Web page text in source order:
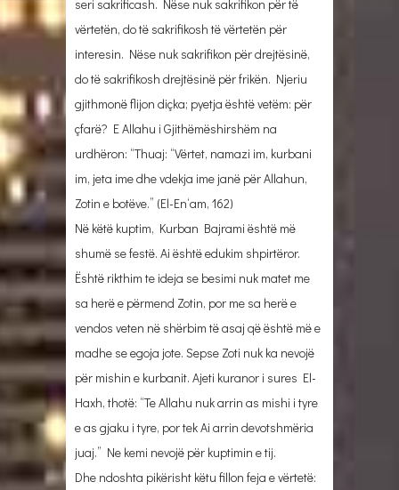
seri sakrificash. Nëse nuk sakrifikon për të
vërtetën, do të sakrifikosh të vërtetën për
interesin. Nëse nuk sakrifikon për drejtësinë,
do të sakrifikosh drejtësinë për frikën. Njeriu
gjithmonë flijon diçka; pyetja është vetëm: për
çfarë? E Allahu i Gjithëmëshirshëm na
urdhëron: “Thuaj: “Vërtet, namazi im, kurbani
im, jeta ime dhe vdekja ime janë për Allahun,
Zotin e botëve.” (El-En‘am, 162)
Në këtë kuptim, Kurban Bajrami është më
shumë se festë. Ai është edukim shpirtëror.
Është rikthim te ideja se besimi nuk matet me
sa herë e përmend Zotin, por me sa herë e
vendos veten në shërbim të asaj që është më e
madhe se egoja jote. Sepse Zoti nuk ka nevojë
për mishin e kurbanit. Ajeti kuranor i sures El-
Haxh, thotë: “Te Allahu nuk arrin as mishi i tyre
e as gjaku i tyre, por tek Ai arrin devotshmëria
juaj.” Ne kemi nevojë për kuptimin e tij.
Dhe ndoshta pikërisht këtu fillon feja e vërtetë: